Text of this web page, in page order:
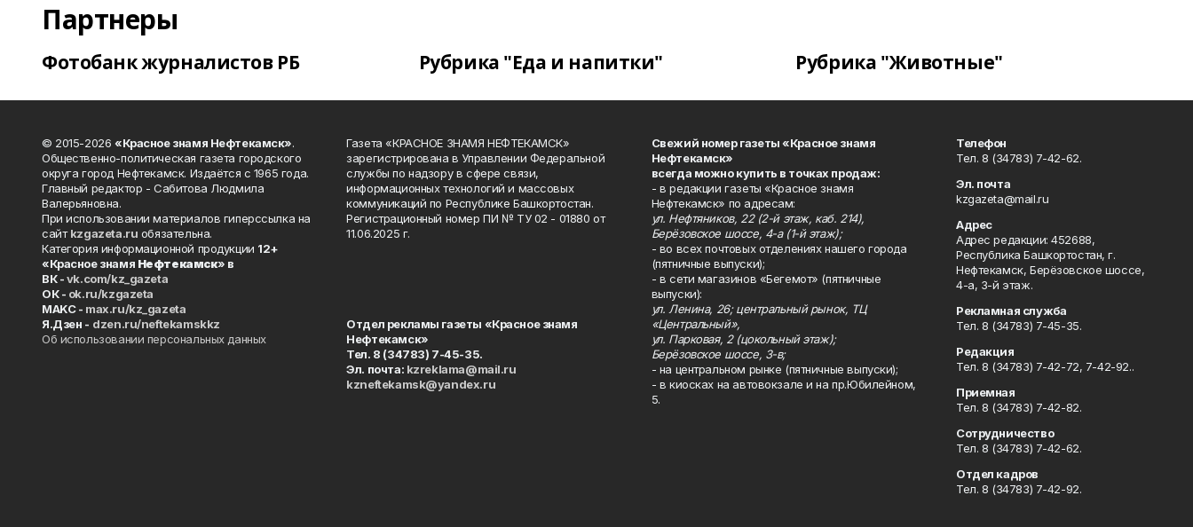
Партнеры
Фотобанк журналистов РБ Рубрика "Еда и напитки" Рубрика "Животные"
© 2015-2026 «Красное знамя Нефтекамск».
Общественно-политическая газета городского
округа город Нефтекамск. Издаётся с 1965 года.
Главный редактор - Сабитова Людмила
Валерьяновна.
При использовании материалов гиперссылка на
сайтkzgazeta.ru обязательна.
Категория информационной продукции 12+
«Красное знамя Нефтекамск» в
ВК -vk.com/kz_gazeta
ОК - ok.ru/kzgazeta
MAKC - max.ru/kz_gazeta
Я.Дзен - dzen.ru/neftekamskkz
Об использовании персональных данных
Газета «КРАСНОЕ ЗНАМЯ НЕФТЕКАМСК»
зарегистрирована в Управлении Федеральной
службы по надзору в сфере связи,
информационных технологий и массовых
коммуникаций по Республике Башкортостан.
Регистрационный номер ПИ № ТУ 02 - 01880 от
11.06.2025 г.
Отдел рекламы газеты «Красное знамя
Нефтекамск»
Тел. 8 (34783) 7-45-35.
Эл. почта: kzreklama@mail.ru
kzneftekamsk@yandex.ru
Свежий номер газеты «Красное знамя
Нефтекамск»
всегда можно купить в точках продаж:
- в редакции газеты «Красное знамя
Нефтекамск» по адресам:
ул. Нефтяников, 22 (2-й этаж, каб. 214),
Берёзовское шоссе, 4-а (1-й этаж);
- во всех почтовых отделениях нашего города
(пятничные выпуски);
- в сети магазинов «Бегемот» (пятничные
выпуски):
ул. Ленина, 26; центральный рынок, ТЦ
«Центральный»,
ул. Парковая, 2 (цокольный этаж);
Берёзовское шоссе, 3-в;
- на центральном рынке (пятничные выпуски);
- в киосках на автовокзале и на пр.Юбилейном,
5.
Телефон
Тел. 8 (34783) 7-42-62.
Эл. почта
kzgazeta@mail.ru
Адрес
Адрес редакции: 452688,
Республика Башкортостан, г.
Нефтекамск, Берёзовское шоссе,
4-а, 3-й этаж.
Рекламная служба
Тел. 8 (34783) 7-45-35.
Редакция
Тел. 8 (34783) 7-42-72, 7-42-92..
Приемная
Тел. 8 (34783) 7-42-82.
Сотрудничество
Тел. 8 (34783) 7-42-62.
Отдел кадров
Тел. 8 (34783) 7-42-92.